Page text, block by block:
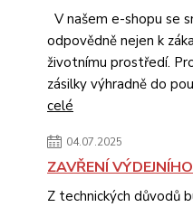
V našem e-shopu se
odpovědně nejen k
životnímu prostředí.
zásilky výhradně do
celé
04.07.2025
ZAVŘENÍ
Z technických důvodů